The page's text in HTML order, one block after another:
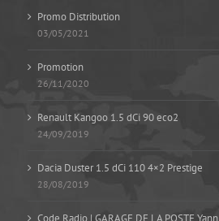
Promo Distribution
03/05/2021
Promotion
26/11/2020
Renault Kangoo 1.5 dCi 90 eco2
24/09/2019
Dacia Duster 1.5 dCi 110 4×2 Prestige
28/08/2019